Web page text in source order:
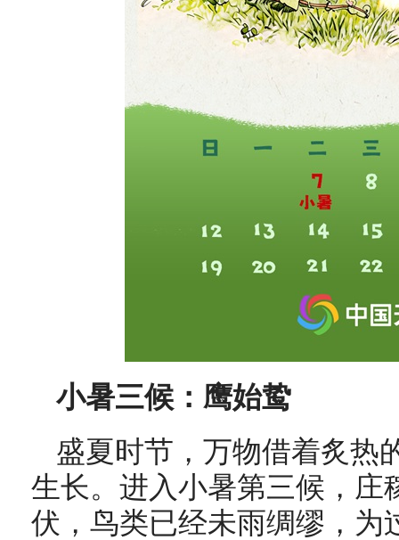
小暑三候：鹰始鸷
盛夏时节，万物借着炙热
生长。进入小暑第三候，庄
伏，鸟类已经未雨绸缪，为